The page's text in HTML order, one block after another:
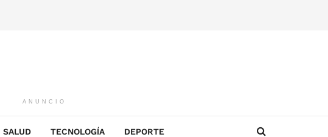
ANUNCIO
SALUD TECNOLOGÍA DEPORTE